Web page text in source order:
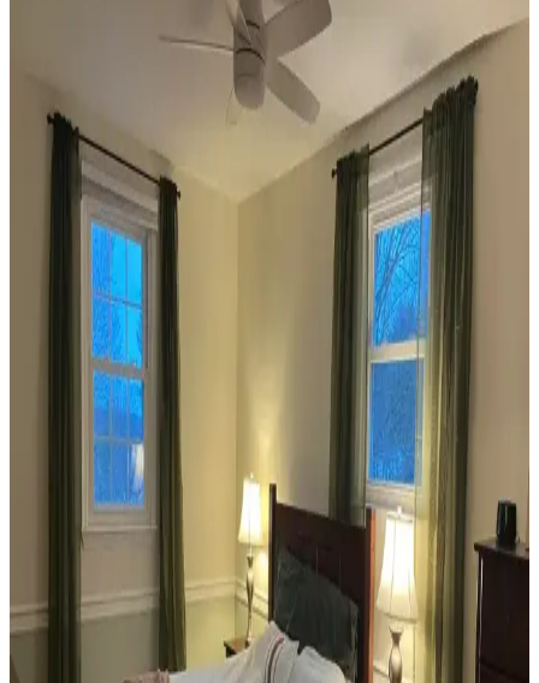
Koltuk ve aksesuar sandalyelerde renk uyumsuzluğu görsel rekabete
yol açabilir. Halı, perde, yastık ve mobilya yerleşimi ile renkler
dengelenerek mekanın estetik bütünlüğü sağlanır.
Ev Dekorasyonunda Denge ve Fonksiyonellik: Renk
Uyumu, Mobilya Yerleşimi ve Estetik İncelemesi
Reddit tartışması üzerinden ev dekorasyonunda renk uyumu,
mobilya yerleşimi ve aksesuar dengesi gibi unsurların yaşam
alanlarının estetik ve fonksiyonelliğini nasıl etkilediği inceleniyor.
Veranda Dekorasyonunda Bitki Seçimi, Aydınlatma
ve Mobilya Düzenlemeleriyle Estetik İyileştirme
Yöntemleri
Veranda dekorasyonunda bitkiler, halılar, aydınlatma ve mobilyaların
uyumlu kullanımı mekânı daha davetkâr ve fonksiyonel kılar. Doğru
seçimler verandanın atmosferini ve dış görünümünü güçlendirir.
Habitat'tan İkinci El Mobilya Alımı ve Ev
Dekorasyonunda Stil Oluşturma Yöntemleri
Habitat mağazalarından ikinci el mobilya alımı, ekonomik ve özgün
dekorasyon için fırsatlar sunar. Doğru seçim, temizlik ve stil
oluşturma evin atmosferini belirler.
Teal Renkli Sandalyenin Halı ve Dolapla
Uyumunda Renk Tonları ve Aksesuarların Rolü